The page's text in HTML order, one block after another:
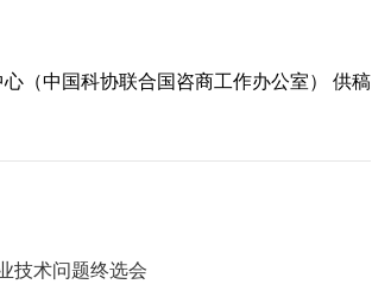
（中国科协联合国咨商工作办公室） 供稿
技术问题终选会